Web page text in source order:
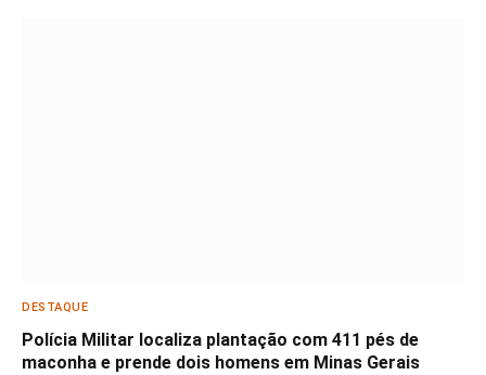
DESTAQUE
Polícia Militar localiza plantação com 411 pés de
maconha e prende dois homens em Minas Gerais